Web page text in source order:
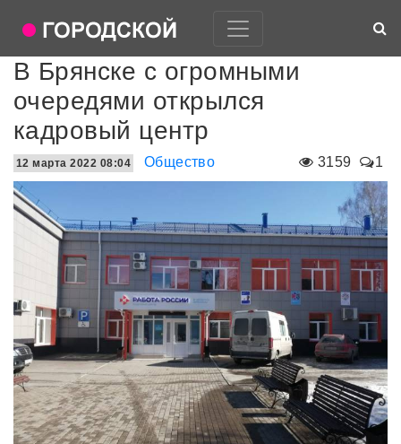
В Брянске с огромными
очередями открылся
кадровый центр
3159 1
12 марта 2022 08:04 Общество